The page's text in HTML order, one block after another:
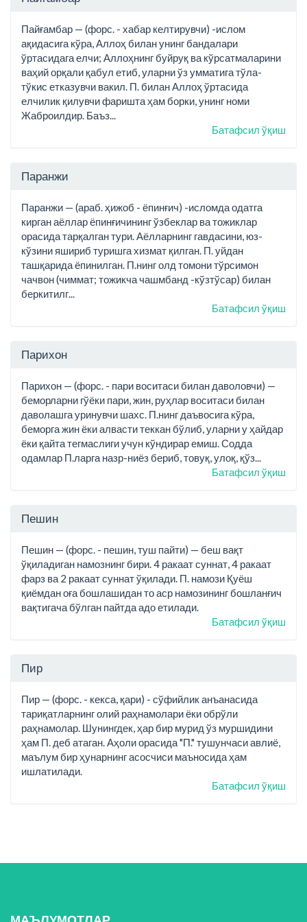
Пайғамбар — (форс. - хабар келтирувчи) -ислом
ақидасига кўра, Аллоҳ билан унинг бандалари
ўртасидага елчи; Аллоҳнинг буйруқ ва кўрсатмаларини
ваҳий орқали қабул етиб, уларни ўз умматига тўла-
тўкис етказувчи вакил. П. билан Аллоҳ ўртасида
елчилик қилувчи фаришта ҳам борки, унинг номи
Жаброилдир. Баъз...
Батафсил ўқиш
Паранжи
Паранжи — (араб. ҳижоб - ёпинғич) -исломда одатга
кирган аёллар ёпинғичининг ўзбеклар ва тожиклар
орасида тарқалган тури. Аёлларнинг гавдасини, юз-
кўзини яшириб туришга хизмат қилган. П. уйдан
ташқарида ёпинилган. П.нинг олд томони тўрсимон
чачвон (чиммат; тожикча чашмбанд -кўзтўсар) билан
беркитилг...
Батафсил ўқиш
Парихон
Парихон — (форс. - пари воситаси билан даволовчи) —
беморларни гўёки пари, жин, руҳлар воситаси билан
даволашга уринувчи шахс. П.нинг даъвосига кўра,
беморга жин ёки алвасти теккан бўлиб, уларни у ҳайдар
ёки қайта тегмаслиги учун кўндирар емиш. Содда
одамлар П.ларга назр-ниёз бериб, товуқ, улоқ, қўз...
Батафсил ўқиш
Пешин
Пешин — (форс. - пешин, туш пайти) — беш вақт
ўқиладиган намознинг бири. 4 ракаат суннат, 4 ракаат
фарз ва 2 ракаат суннат ўқилади. П. намози Қуёш
қиёмдан оға бошлашидан то аср намозининг бошланғич
вақтигача бўлган пайтда адо етилади.
Батафсил ўқиш
Пир
Пир — (форс. - кекса, қари) - сўфийлик анъанасида
тариқатларнинг олий раҳнамолари ёки обрўли
раҳнамолар. Шунингдек, ҳар бир мурид ўз муршидини
ҳам П. деб атаган. Аҳоли орасида "П." тушунчаси авлиё,
маълум бир ҳунарнинг асосчиси маъносида ҳам
ишлатилади.
Батафсил ўқиш
МАЪЛУМОТЛАР